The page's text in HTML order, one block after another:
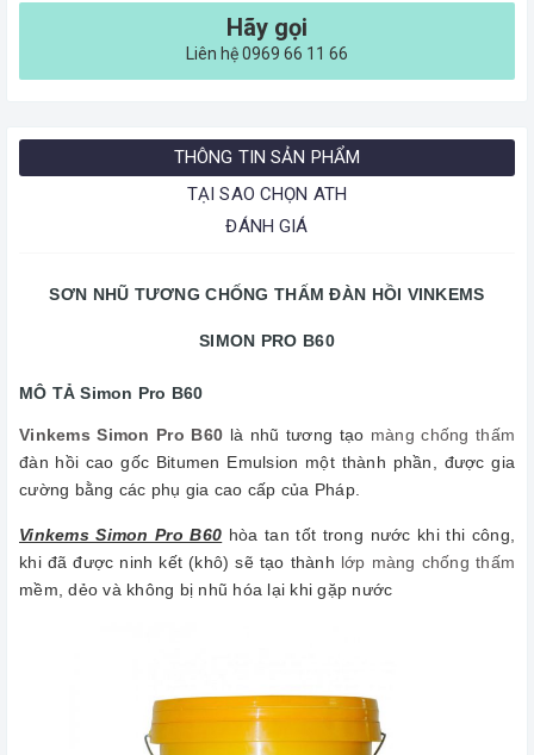
Hãy gọi
Liên hệ 0969 66 11 66
THÔNG TIN SẢN PHẨM
TẠI SAO CHỌN ATH
ĐÁNH GIÁ
SƠN NHŨ TƯƠNG CHỐNG THẤM ĐÀN HỒI VINKEMS
SIMON PRO B60
MÔ TẢ Simon Pro B60
Vinkems Simon Pro B60 là nhũ tương tạo màng chống thấm
đàn hồi cao gốc Bitumen Emulsion một thành phần, được gia
cường bằng các phụ gia cao cấp của Pháp.
Vinkems Simon Pro B60 hòa tan tốt trong nước khi thi công,
khi đã được ninh kết (khô) sẽ tạo thành lớp màng chống thấm
mềm, dẻo và không bị nhũ hóa lại khi gặp nước